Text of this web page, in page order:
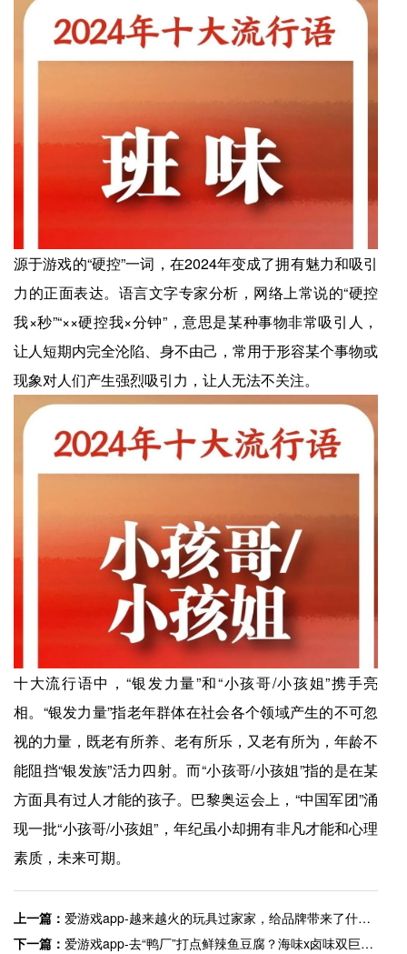
源于游戏的“硬控”一词，在2024年变成了拥有魅力和吸引
力的正面表达。语言文字专家分析，网络上常说的“硬控
我×秒”“××硬控我×分钟”，意思是某种事物非常吸引人，
让人短期内完全沦陷、身不由己，常用于形容某个事物或
现象对人们产生强烈吸引力，让人无法不关注。
十大流行语中，“银发力量”和“小孩哥/小孩姐”携手亮
相。“银发力量”指老年群体在社会各个领域产生的不可忽
视的力量，既老有所养、老有所乐，又老有所为，年龄不
能阻挡“银发族”活力四射。而“小孩哥/小孩姐”指的是在某
方面具有过人才能的孩子。巴黎奥运会上，“中国军团”涌
现一批“小孩哥/小孩姐”，年纪虽小却拥有非凡才能和心理
素质，未来可期。
上一篇： 爱游戏app-越来越火的玩具过家家，给品牌带来了什么启示？
下一篇： 爱游戏app-去“鸭厂”打点鲜辣鱼豆腐？海味x卤味双巨头联名有什么不一样？